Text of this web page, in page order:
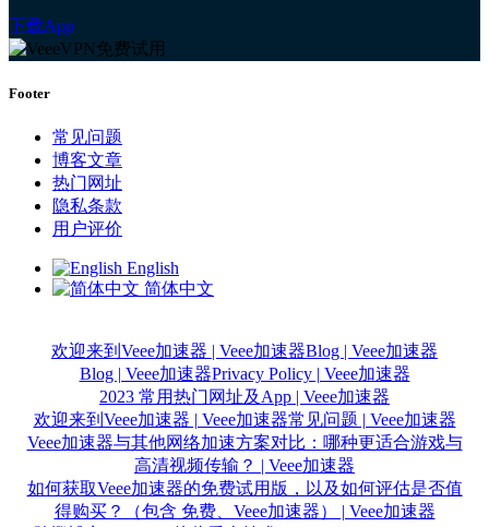
下载App
Footer
常见问题
博客文章
热门网址
隐私条款
用户评价
English
简体中文
欢迎来到Veee加速器 | Veee加速器Blog | Veee加速器
Blog | Veee加速器Privacy Policy | Veee加速器
2023 常用热门网址及App | Veee加速器
欢迎来到Veee加速器 | Veee加速器常见问题 | Veee加速器
Veee加速器与其他网络加速方案对比：哪种更适合游戏与
高清视频传输？ | Veee加速器
如何获取Veee加速器的免费试用版，以及如何评估是否值
得购买？（包含 免费、Veee加速器） | Veee加速器